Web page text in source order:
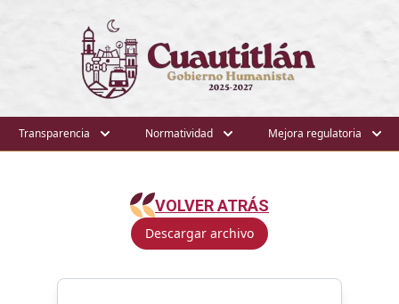
Transparencia Normatividad Mejora regulatoria
VOLVER ATRÁS
Descargar archivo